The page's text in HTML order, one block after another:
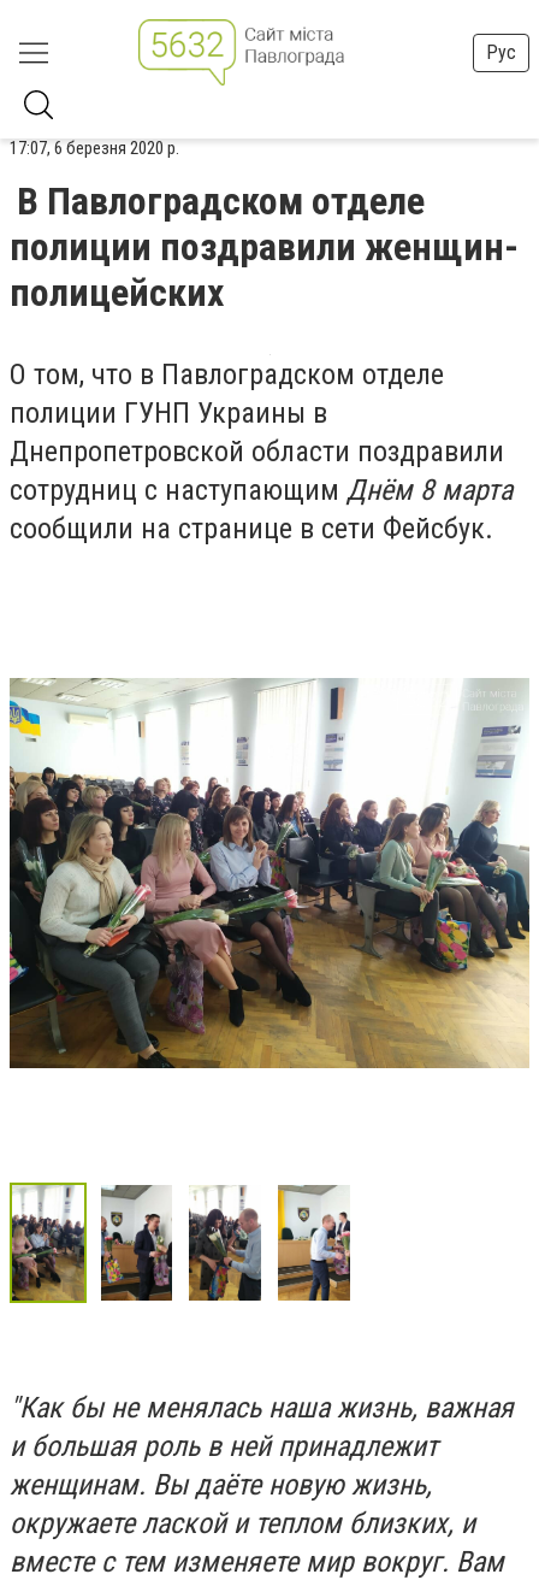
Рус
17:07, 6 березня 2020 р.
В Павлоградском отделе
полиции поздравили женщин-
полицейских
О том, что в Павлоградском отделе
полиции ГУНП Украины в
Днепропетровской области поздравили
сотрудниц с наступающим Днём 8 марта
сообщили на странице в сети Фейсбук.
"Как бы не менялась наша жизнь, важная
и большая роль в ней принадлежит
женщинам. Вы даёте новую жизнь,
окружаете лаской и теплом близких, и
вместе с тем изменяете мир вокруг. Вам